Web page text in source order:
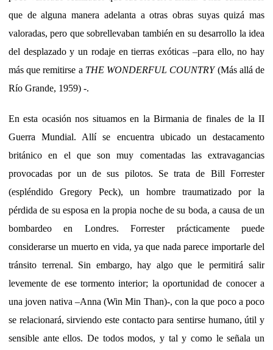
que de alguna manera adelanta a otras obras suyas quizá mas
valoradas, pero que sobrellevaban también en su desarrollo la idea
del desplazado y un rodaje en tierras exóticas –para ello, no hay
más que remitirse a THE WONDERFUL COUNTRY(Más allá de
Río Grande, 1959) -.
En esta ocasión nos situamos en la Birmania de finales de la II
Guerra Mundial. Allí se encuentra ubicado un destacamento
británico en el que son muy comentadas las extravagancias
provocadas por un de sus pilotos. Se trata de Bill Forrester
(espléndido Gregory Peck), un hombre traumatizado por la
pérdida de su esposa en la propia noche de su boda, a causa de un
bombardeo en Londres. Forrester prácticamente puede
considerarse un muerto en vida, ya que nada parece importarle del
tránsito terrenal. Sin embargo, hay algo que le permitirá salir
levemente de ese tormento interior; la oportunidad de conocer a
una joven nativa –Anna (Win Min Than)-, con la que poco a poco
se relacionará, sirviendo este contacto para sentirse humano, útil y
sensible ante ellos. De todos modos, y tal y como le señala un